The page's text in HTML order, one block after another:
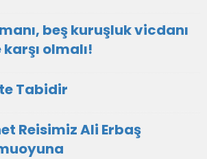
beş kuruşluk vicdanı
karşı olmalı!
Tabidir
Reisimiz Ali Erbaş